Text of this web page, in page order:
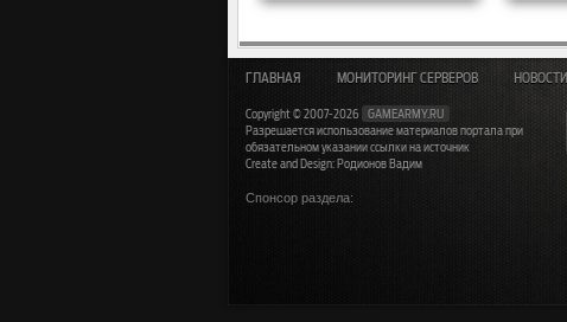
ГЛАВНАЯ МОНИТОРИНГ СЕРВЕРОВ НОВОСТИ
Copyright © 2007-2026
GAMEARMY.RU
Разрешается использование материалов портала при
обязательном указании ссылки на источник
Create and Design: Родионов Вадим
Спонсор раздела: